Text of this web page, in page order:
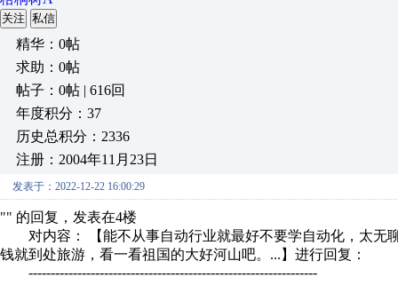
关注 私信
精华：0帖
求助：0帖
帖子：0帖 | 616回
年度积分：37
历史总积分：2336
注册：2004年11月23日
发表于：2022-12-22 16:00:29
"" 的回复，发表在4楼
对内容： 【能不从事自动行业就最好不要学自动化，太无
钱就到处旅游，看一看祖国的大好河山吧。...】进行回复：
-----------------------------------------------------------------